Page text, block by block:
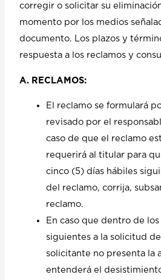
corregir o solicitar su
momento por los medios
documento. Los plazos y
respuesta a los reclamos y
A. RECLAMOS:
El reclamo se formulará
revisado por el
caso de que el reclamo
requerirá al titular para
cinco (5) días hábiles
del reclamo, corrija,
reclamo.
En caso que dentro de
siguientes a la solicitud de
solicitante no presenta la
entenderá el